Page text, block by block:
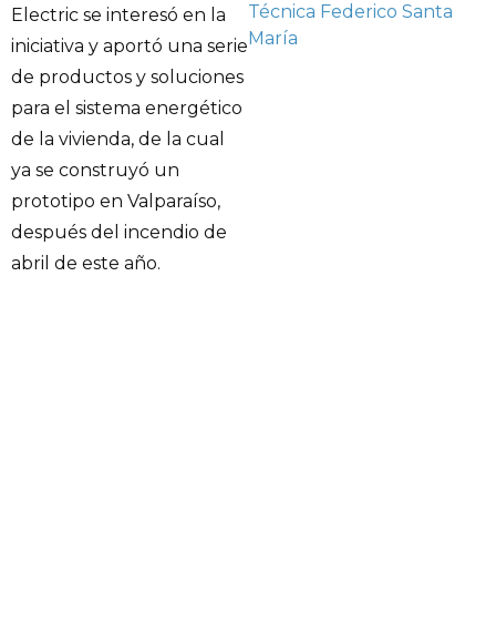
Electric se interesó en la
iniciativa y aportó una serie
de productos y soluciones
para el sistema energético
de la vivienda, de la cual
ya se construyó un
prototipo en Valparaíso,
después del incendio de
abril de este año.
Técnica Federico Santa
María